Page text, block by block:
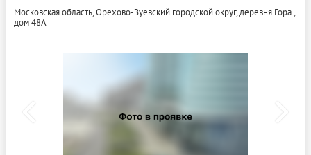
Московская область, Орехово-Зуевский городской округ, деревня Гора ,
дом 48А